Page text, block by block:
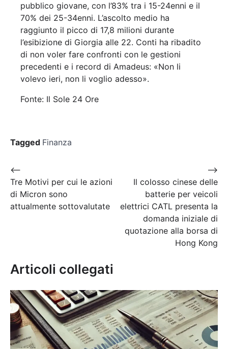
pubblico giovane, con l’83% tra i 15-24enni e il
70% dei 25-34enni. L’ascolto medio ha
raggiunto il picco di 17,8 milioni durante
l’esibizione di Giorgia alle 22. Conti ha ribadito
di non voler fare confronti con le gestioni
precedenti e i record di Amadeus: «Non li
volevo ieri, non li voglio adesso».
Fonte: Il Sole 24 Ore
Tagged Finanza
Navigazione
articoli
⟵
Tre Motivi per cui le azioni
di Micron sono
attualmente sottovalutate
Il colosso cinese delle
batterie per veicoli
elettrici CATL presenta la
domanda iniziale di
quotazione alla borsa di
Hong Kong
⟶
Articoli collegati